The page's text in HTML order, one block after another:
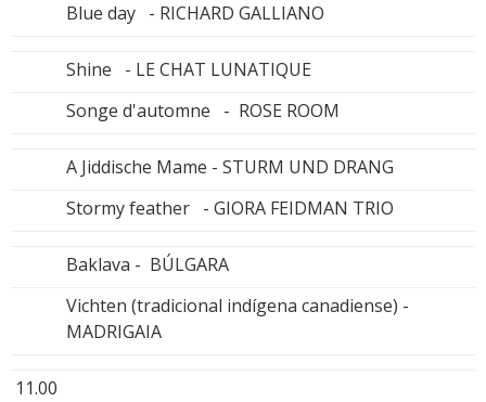
Blue day - RICHARD GALLIANO
Shine - LE CHAT LUNATIQUE
Songe d'automne - ROSE ROOM
A Jiddische Mame - STURM UND DRANG
Stormy feather - GIORA FEIDMAN TRIO
Baklava - BÚLGARA
Vichten (tradicional indígena canadiense) -
MADRIGAIA
11.00